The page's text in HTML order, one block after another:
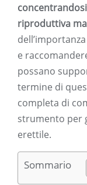
riproduttiva
e
possano
termine di
completa di
strumento per
erettile.
Sommario